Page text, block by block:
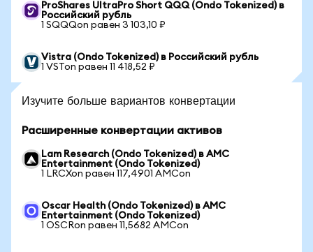
ProShares UltraPro Short QQQ (Ondo Tokenized) в
Российский рубль
1 SQQQon равен 3 103,10 ₽
Vistra (Ondo Tokenized) в Российский рубль
1 VSTon равен 11 418,52 ₽
Изучите больше вариантов конвертации
Расширенные конвертации активов
Lam Research (Ondo Tokenized) в AMC
Entertainment (Ondo Tokenized)
1 LRCXon равен 117,4901 AMCon
Oscar Health (Ondo Tokenized) в AMC
Entertainment (Ondo Tokenized)
1 OSCRon равен 11,5682 AMCon